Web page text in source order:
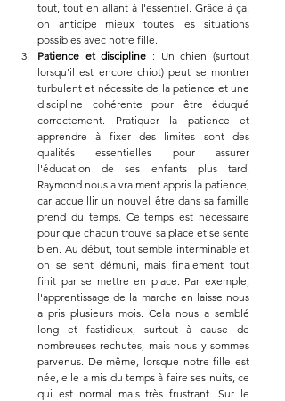
tout, tout en allant à l'essentiel. Grâce à ça,
on anticipe mieux toutes les situations
possibles avec notre fille.
Patience et discipline : Un chien (surtout
lorsqu'il est encore chiot) peut se montrer
turbulent et nécessite de la patience et une
discipline cohérente pour être éduqué
correctement. Pratiquer la patience et
apprendre à fixer des limites sont des
qualités essentielles pour assurer
l'éducation de ses enfants plus tard.
Raymond nous a vraiment appris la patience,
car accueillir un nouvel être dans sa famille
prend du temps. Ce temps est nécessaire
pour que chacun trouve sa place et se sente
bien. Au début, tout semble interminable et
on se sent démuni, mais finalement tout
finit par se mettre en place. Par exemple,
l'apprentissage de la marche en laisse nous
a pris plusieurs mois. Cela nous a semblé
long et fastidieux, surtout à cause de
nombreuses rechutes, mais nous y sommes
parvenus. De même, lorsque notre fille est
née, elle a mis du temps à faire ses nuits, ce
qui est normal mais très frustrant. Sur le